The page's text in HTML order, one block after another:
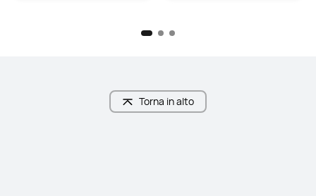
Torna in alto